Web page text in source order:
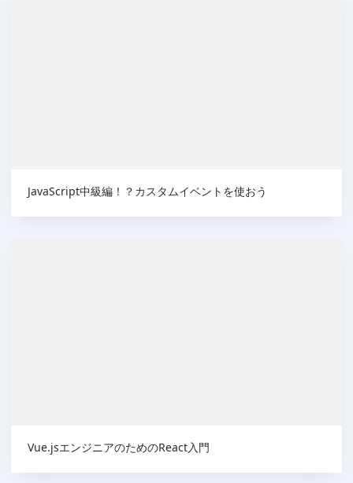
JavaScript中級編！？カスタムイベントを使おう
Vue.jsエンジニアのためのReact入門